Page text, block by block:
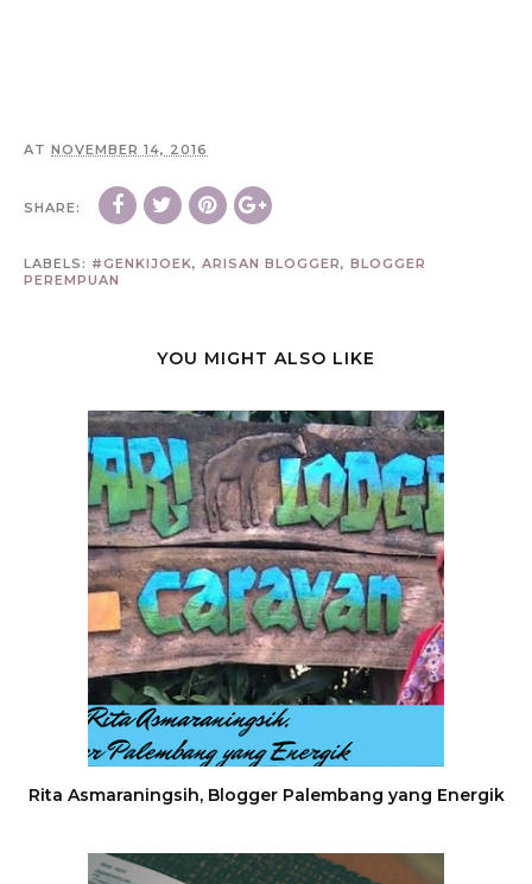
AT NOVEMBER 14, 2016
SHARE:
LABELS: #GENKIJOEK, ARISAN BLOGGER, BLOGGER
PEREMPUAN
YOU MIGHT ALSO LIKE
Rita Asmaraningsih, Blogger Palembang yang Energik